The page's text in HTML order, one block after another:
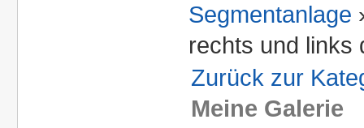
Segmentanlage
rechts und links
Zurück zur
Meine Galerie